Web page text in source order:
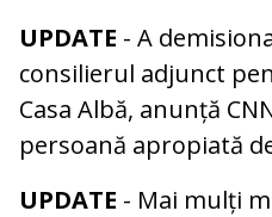
UPDATE - A
consilierul adjunct
Casa Albă, anunță
persoană apropiată
UPDATE - Mai mulți